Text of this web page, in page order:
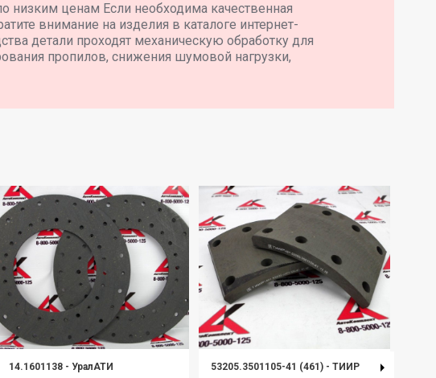
низким ценам Если необходима качественная
внимание на изделия в каталоге интернет-
детали проходят механическую обработку для
пропилов, снижения шумовой нагрузки,
14.1601138 - УралАТИ 53205.3501105-41 (461) - ТИИР